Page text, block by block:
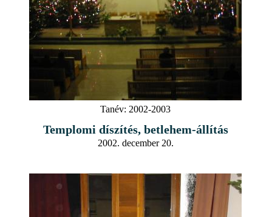
Tanév: 2002-2003
Templomi díszítés, betlehem-állítás
2002. december 20.